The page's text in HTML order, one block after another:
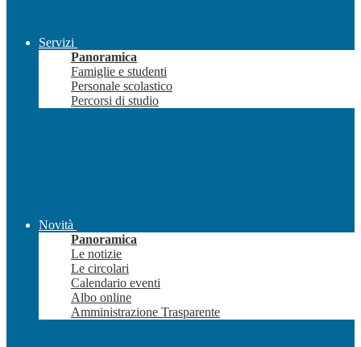
Servizi
Panoramica
Famiglie e studenti
Personale scolastico
Percorsi di studio
Novità
Panoramica
Le notizie
Le circolari
Calendario eventi
Albo online
Amministrazione Trasparente